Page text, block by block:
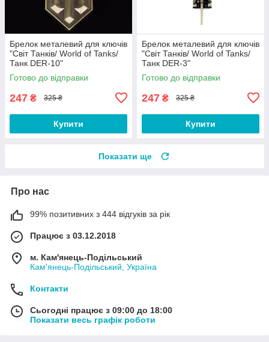
Брелок металевий для ключів
"Світ Танків/ World of Tanks/
Танк DER-10"
Готово до відправки
247 ₴ 325 ₴
Купити
Брелок металевий для ключів
"Світ Танків/ World of Tanks/
Танк DER-3"
Готово до відправки
247 ₴ 325 ₴
Купити
Показати ще
Про нас
99% позитивних з 444 відгуків за рік
Працює з 03.12.2018
м. Кам'янець-Подільський
Кам'янець-Подільський, Україна
Контакти
Сьогодні працює з 09:00 до 18:00
Показати весь графік роботи